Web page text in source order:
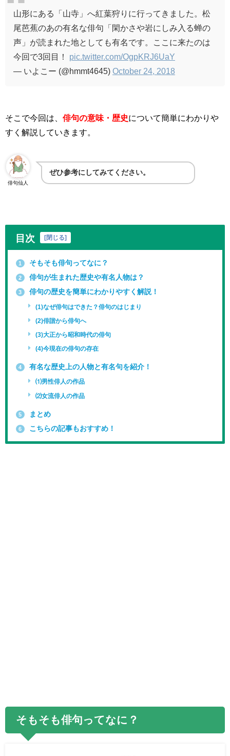
山形にある「山寺」へ紅葉狩りに行ってきました。松
尾芭蕉のあの有名な俳句「閑かさや岩にしみ入る蝉の
声」が読まれた地としても有名です。ここに来たのは
今回で3回目！ pic.twitter.com/OgpKRJ6UaY
— いよこー (@hmmt4645) October 24, 2018
そこで今回は、 俳句の意味・歴史について簡単にわかりや
すく解説していきます。
俳句仙人
ぜひ参考にしてみてください。
目次 閉じる
1 そもそも俳句ってなに？
2 俳句が生まれた歴史や有名人物は？
3 俳句の歴史を簡単にわかりやすく解説！
(1)なぜ俳句はできた？俳句のはじまり
(2)俳諧から俳句へ
(3)大正から昭和時代の俳句
(4)今現在の俳句の存在
4 有名な歴史上の人物と有名句を紹介！
⑴男性俳人の作品
⑵女流俳人の作品
5 まとめ
6 こちらの記事もおすすめ！
そもそも俳句ってなに？